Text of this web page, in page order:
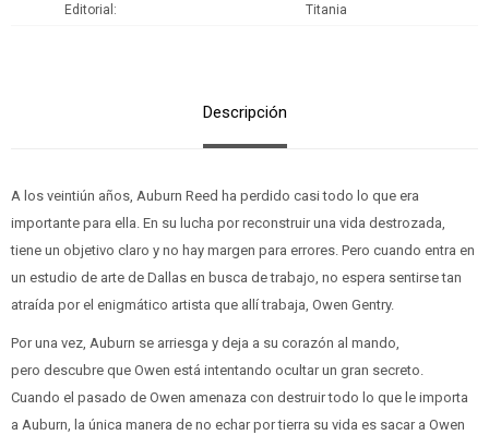
Editorial Titania
Descripción
A los veintiún años, Auburn Reed ha perdido casi todo lo que era
importante para ella. En su lucha por reconstruir una vida destrozada,
tiene un objetivo claro y no hay margen para errores. Pero cuando entra en
un estudio de arte de Dallas en busca de trabajo, no espera sentirse tan
atraída por el enigmático artista que allí trabaja, Owen Gentry.
Por una vez, Auburn se arriesga y deja a su corazón al mando,
pero descubre que Owen está intentando ocultar un gran secreto.
Cuando el pasado de Owen amenaza con destruir todo lo que le importa
a Auburn, la única manera de no echar por tierra su vida es sacar a Owen